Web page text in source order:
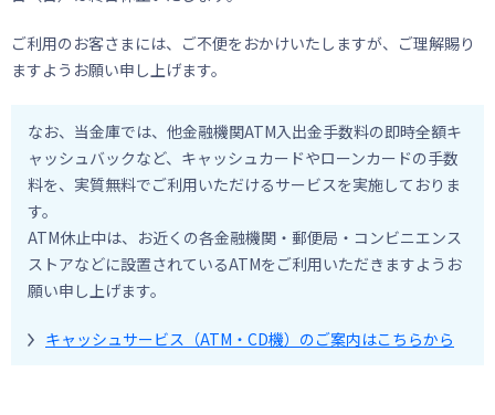
ご利用のお客さまには、ご不便をおかけいたしますが、ご理解賜り
ますようお願い申し上げます。
なお、当金庫では、他金融機関ATM入出金手数料の即時全額キ
ャッシュバックなど、キャッシュカードやローンカードの手数
料を、実質無料でご利用いただけるサービスを実施しておりま
す。
ATM休止中は、お近くの各金融機関・郵便局・コンビニエンス
ストアなどに設置されているATMをご利用いただきますようお
願い申し上げます。
キャッシュサービス（ATM・CD機）のご案内はこちらから